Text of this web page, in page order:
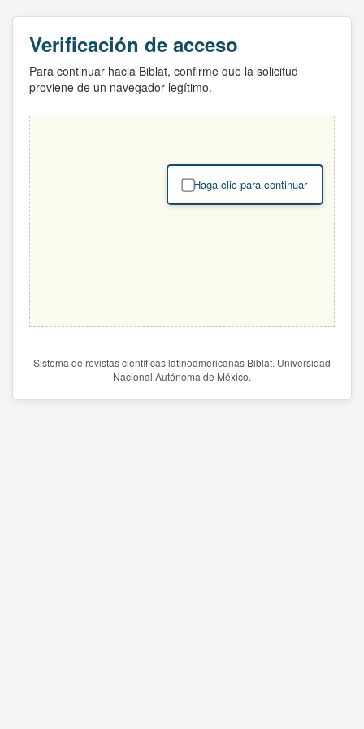
Verificación de acceso
Para continuar hacia Biblat, confirme que la solicitud
proviene de un navegador legítimo.
Haga clic para continuar
Sistema de revistas científicas latinoamericanas Biblat. Universidad
Nacional Autónoma de México.